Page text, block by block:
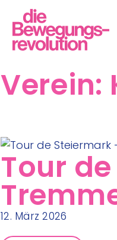
Verein:
Tour
12. März 2026